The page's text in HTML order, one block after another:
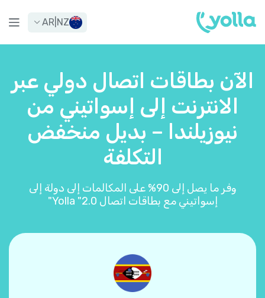
NZ
AR
الآن بطاقات اتصال دولي عبر
الانترنت إلى إسواتيني من
نيوزيلندا – بديل منخفض
التكلفة
وفر ما يصل إلى 90% على المكالمات إلى دولة إلى
إسواتيني مع بطاقات اتصال Yolla "2.0"